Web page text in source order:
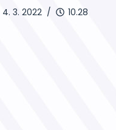
4. 3. 2022 / 10.28